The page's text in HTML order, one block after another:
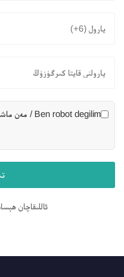
Ben robot degilim / مەن ماشىنا ئادەم ئەمەس
ئاللىقاچان